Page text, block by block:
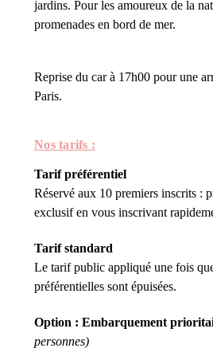
jardins. Pour les amoureux de la
promenades en bord de mer.
Reprise du car à 17h00 pour une
Paris.
Nos tarifs :
Tarif préférentiel
Réservé aux 10 premiers inscrits :
exclusif en vous inscrivant
Tarif standard
Le tarif public appliqué une fois
préférentielles sont épuisées.
Option : Embarquement
personnes)